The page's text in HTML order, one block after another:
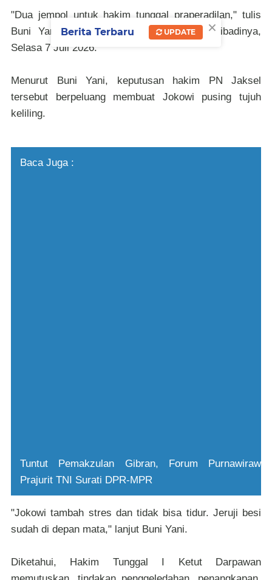
"Dua jempol untuk hakim tunggal praperadilan," tulis
Buni Yani, dikutip dari akun Facebook pribadinya,
Selasa 7 Juli 2026.
Menurut Buni Yani, keputusan hakim PN Jaksel
tersebut berpeluang membuat Jokowi pusing tujuh
keliling.
Baca Juga :
Tuntut Pemakzulan Gibran, Forum Purnawirawan
Prajurit TNI Surati DPR-MPR
"Jokowi tambah stres dan tidak bisa tidur. Jeruji besi
sudah di depan mata," lanjut Buni Yani.
Diketahui, Hakim Tunggal I Ketut Darpawan
×
Berita Terbaru UPDATE